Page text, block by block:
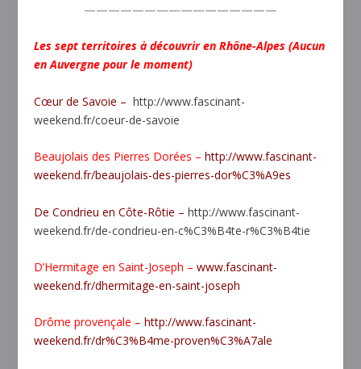
————————————————
Les sept territoires à découvrir en Rhône-Alpes (Aucun
en Auvergne pour le moment)
Cœur de Savoie – http://www.fascinant-
weekend.fr/coeur-de-savoie
Beaujolais des Pierres Dorées –http://www.fascinant-
weekend.fr/beaujolais-des-pierres-dor%C3%A9es
De Condrieu en Côte-Rôtie – http://www.fascinant-
weekend.fr/de-condrieu-en-c%C3%B4te-r%C3%B4tie
D’Hermitage en Saint-Joseph –www.fascinant-
weekend.fr/dhermitage-en-saint-joseph
Drôme provençale –http://www.fascinant-
weekend.fr/dr%C3%B4me-proven%C3%A7ale